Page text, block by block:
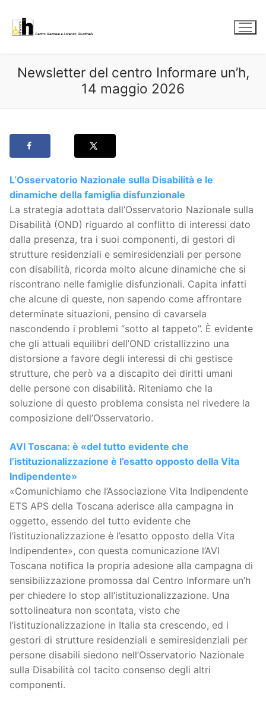
contenuto
Newsletter del centro Informare un’h,
14 maggio 2026
L’Osservatorio Nazionale sulla Disabilità e le
dinamiche della famiglia disfunzionale
La strategia adottata dall’Osservatorio Nazionale sulla
Disabilità (OND) riguardo al conflitto di interessi dato
dalla presenza, tra i suoi componenti, di gestori di
strutture residenziali e semiresidenziali per persone
con disabilità, ricorda molto alcune dinamiche che si
riscontrano nelle famiglie disfunzionali. Capita infatti
che alcune di queste, non sapendo come affrontare
determinate situazioni, pensino di cavarsela
nascondendo i problemi “sotto al tappeto”. È evidente
che gli attuali equilibri dell’OND cristallizzino una
distorsione a favore degli interessi di chi gestisce
strutture, che però va a discapito dei diritti umani
delle persone con disabilità. Riteniamo che la
soluzione di questo problema consista nel rivedere la
composizione dell’Osservatorio.
AVI Toscana: è «del tutto evidente che
l’istituzionalizzazione è l’esatto opposto della Vita
Indipendente»
«Comunichiamo che l’Associazione Vita Indipendente
ETS APS della Toscana aderisce alla campagna in
oggetto, essendo del tutto evidente che
l’istituzionalizzazione è l’esatto opposto della Vita
Indipendente», con questa comunicazione l’AVI
Toscana notifica la propria adesione alla campagna di
sensibilizzazione promossa dal Centro Informare un’h
per chiedere lo stop all’istituzionalizzazione. Una
sottolineatura non scontata, visto che
l’istituzionalizzazione in Italia sta crescendo, ed i
gestori di strutture residenziali e semiresidenziali per
persone disabili siedono nell’Osservatorio Nazionale
sulla Disabilità col tacito consenso degli altri
componenti.